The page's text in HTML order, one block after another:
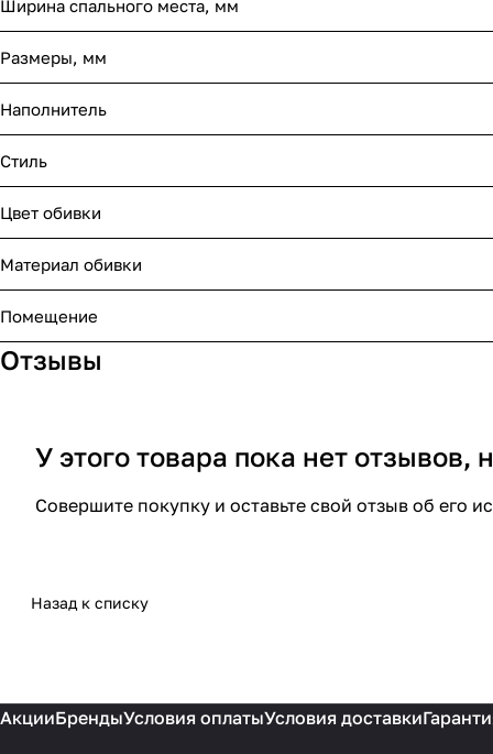
Ширина спального места, мм
Размеры, мм
Наполнитель
Стиль
Цвет обивки
Материал обивки
Помещение
Отзывы
У этого товара пока нет
Совершите покупку и оставьте свой отзыв об его
Назад к списку
АкцииБрендыУсловия оплатыУсловия доставки